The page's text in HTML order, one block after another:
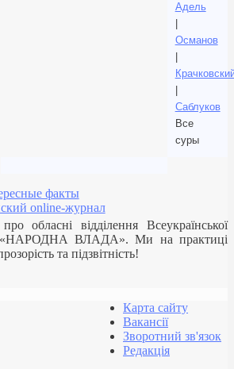
Адель
Османов
Саблуков
Все
суры
факты
online-журнал
обласні відділення Всеукраїнської
«НАРОДНА ВЛАДА». Ми на практиці
та підзвітність!
Карта сайту
Вакансії
Зворотний зв'язок
Редакція